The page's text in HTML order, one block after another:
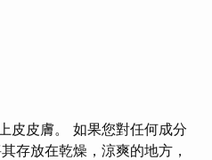
皮皮膚。 如果您對任何成分
存放在乾燥，涼爽的地方，